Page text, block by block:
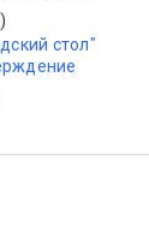
стол"